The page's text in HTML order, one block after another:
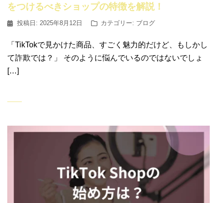
をつけるべきショップの特徴を解説！
投稿日: 2025年8月12日 カテゴリー: ブログ
「TikTokで見かけた商品、すごく魅力的だけど、もしかし
て詐欺では？」 そのように悩んでいるのではないでしょ
[…]